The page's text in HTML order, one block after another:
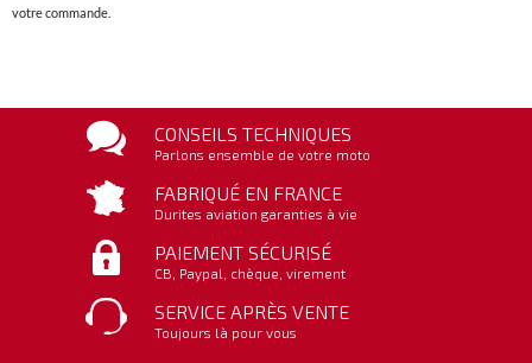
votre commande.
CONSEILS TECHNIQUES
Parlons ensemble de votre moto
FABRIQUÉ EN FRANCE
Durites aviation garanties à vie
PAIEMENT SÉCURISÉ
CB, Paypal, chèque, virement
SERVICE APRÈS VENTE
Toujours là pour vous